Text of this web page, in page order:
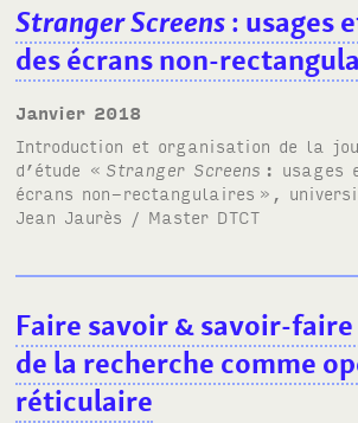
Stranger Screens: usages
des écrans non-
janvier 2018
Introduction et organisation de la
d’étude « Stranger Screens : usages
écrans non-rectangulaires »,
Jean Jaurès / Master DTCT
Faire savoir&savoir-faire
de la recherche comme
réticulaire